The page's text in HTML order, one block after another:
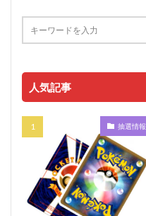
人気記事
抽選情報